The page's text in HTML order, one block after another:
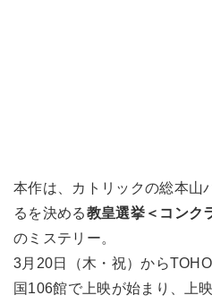
本作は、カトリックの総本山
るを決める教皇選挙＜コンク
のミステリー。
3月20日（木・祝）から
国106館で上映が始まり、上